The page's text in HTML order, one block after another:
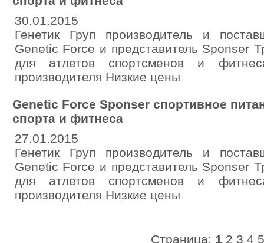
30.01.2015
Генетик Груп производитель и
Genetic Force и представитель Sponser
для атлетов спортсменов и
производителя Низкие цены
Genetic Force Sponser спортивное
спорта и фитнеса
27.01.2015
Генетик Груп производитель и
Genetic Force и представитель Sponser
для атлетов спортсменов и
производителя Низкие цены
Страница: 1 2 3 4 5